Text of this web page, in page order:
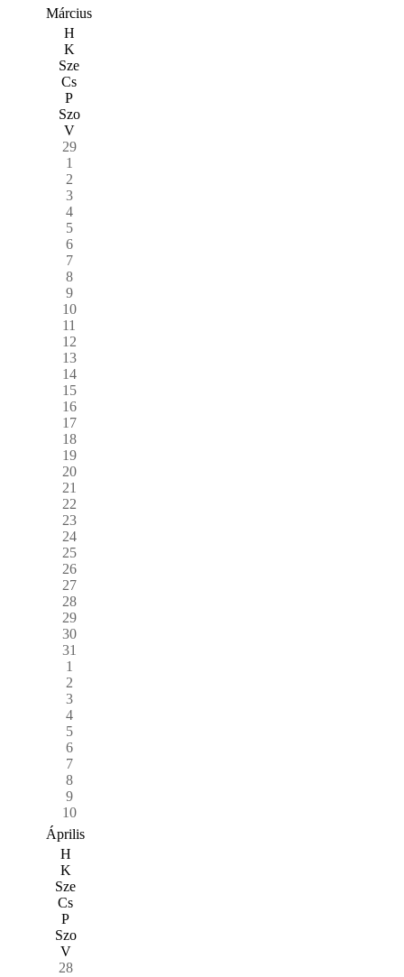
Március
H
K
Sze
Cs
P
Szo
V
29
1
2
3
4
5
6
7
8
9
10
11
12
13
14
15
16
17
18
19
20
21
22
23
24
25
26
27
28
29
30
31
1
2
3
4
5
6
7
8
9
10
Április
H
K
Sze
Cs
P
Szo
V
28